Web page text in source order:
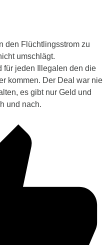
den Flüchtlingsstrom zu
umschlägt.
für jeden Illegalen den die
kommen. Der Deal war nie
es gibt nur Geld und
und nach.